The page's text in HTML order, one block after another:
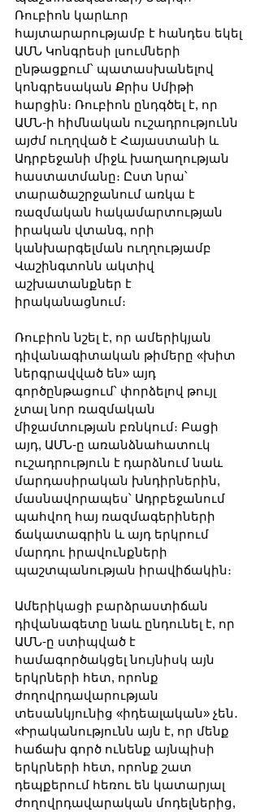
Ռուբիոն կարևոր
հայտարարությամբ է հանդես եկել
ԱՄՆ Կոնգրեսի լսումների
ընթացքում՝ պատասխանելով
կոնգրեսական Քրիս Սմիթի
հարցին։ Ռուբիոն ընդգծել է, որ
ԱՄՆ-ի հիմնական ուշադրությունն
այժմ ուղղված է Հայաստանի և
Ադրբեջանի միջև խաղաղության
հաստատմանը։ Ըստ նրա՝
տարածաշրջանում առկա է
ռազմական հակամարտության
իրական վտանգ, որի
կանխարգելման ուղղությամբ
Վաշինգտոնն ակտիվ
աշխատանքներ է
իրականացնում։
Ռուբիոն նշել է, որ ամերիկյան
դիվանագիտական թիմերը «խիտ
ներգրավված են» այդ
գործընթացում՝ փորձելով թույլ
չտալ նոր ռազմական
միջամտության բռնկում։ Բացի
այդ, ԱՄՆ-ը առանձնահատուկ
ուշադրություն է դարձնում նաև
մարդասիրական խնդիրներին,
մասնավորապես՝ Ադրբեջանում
պահվող հայ ռազմագերիների
ճակատագրին և այդ երկրում
մարդու իրավունքների
պաշտպանության իրավիճակին։
Ամերիկացի բարձրաստիճան
դիվանագետը նաև ընդունել է, որ
ԱՄՆ-ը ստիպված է
համագործակցել նույնիսկ այն
երկրների հետ, որոնք
ժողովրդավարության
տեսանկյունից «իդեալական» չեն․
«Իրականությունն այն է, որ մենք
հաճախ գործ ունենք այնպիսի
երկրների հետ, որոնք շատ
դեպքերում հեռու են կատարյալ
ժողովրդավարական մոդելներից,